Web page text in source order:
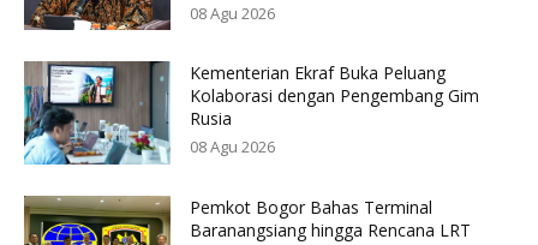
08 Agu 2026
Kementerian Ekraf Buka Peluang
Kolaborasi dengan Pengembang Gim
Rusia
08 Agu 2026
Pemkot Bogor Bahas Terminal
Baranangsiang hingga Rencana LRT